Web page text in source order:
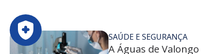
SAÚDE E SEGURANÇA
A Águas de Valongo